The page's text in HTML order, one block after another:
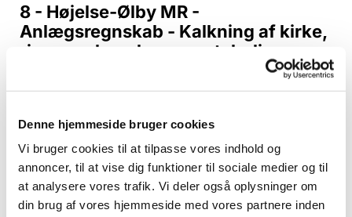
Denne hjemmeside bruger cookies
Vi bruger cookies til at tilpasse vores indhold og
annoncer, til at vise dig funktioner til sociale medier og til
at analysere vores trafik. Vi deler også oplysninger om
din brug af vores hjemmeside med vores partnere inden
8 - Højelse-Ølby MR -
Anlægsregnskab - Kalkning af kirke,
ringmur, kapel og præstebolig
behandlingen af punktet.
Anlægsoverskuddet på kr. 436.196,57
skal overføres til Provstiets reserven
konto.
9 - Gørslev-Vollerslev MR -